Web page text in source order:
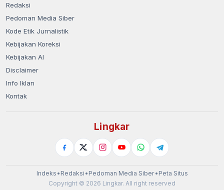
Redaksi
Pedoman Media Siber
Kode Etik Jurnalistik
Kebijakan Koreksi
Kebijakan AI
Disclaimer
Info Iklan
Kontak
Lingkar
Indeks • Redaksi • Pedoman Media Siber• Peta Situs
Copyright © 2026 Lingkar. All right reserved